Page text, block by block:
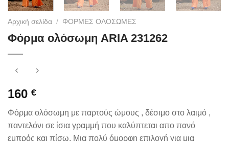
Αρχική σελίδα / ΦΟΡΜΕΣ ΟΛΟΣΩΜΕΣ
Φόρμα ολόσωμη ARIA 231262
160 €
Φόρμα ολόσωμη με παρτούς ώμους , δέσιμο στο λαιμό ,
παντελόνι σε ίσια γραμμή που καλύπτεται απο πανό
εμπρός και πίσω. Μια πολύ όμορφη επιλογή για μια